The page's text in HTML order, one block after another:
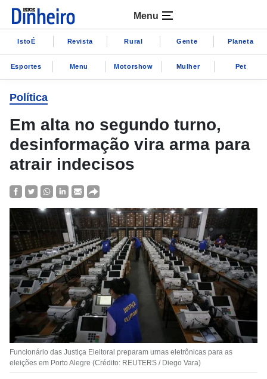
Menu
IstoÉ Revista Rural Gente Planeta
Esportes Menu Motorshow Mulher Pet
Política
Em alta no segundo turno,
desinformação vira arma para
atrair indecisos
Funcionário das Justiça Eleitoral preparam urnas eletrônicas para as
eleições em Porto Alegre (Crédito: REUTERS / Diego Vara)